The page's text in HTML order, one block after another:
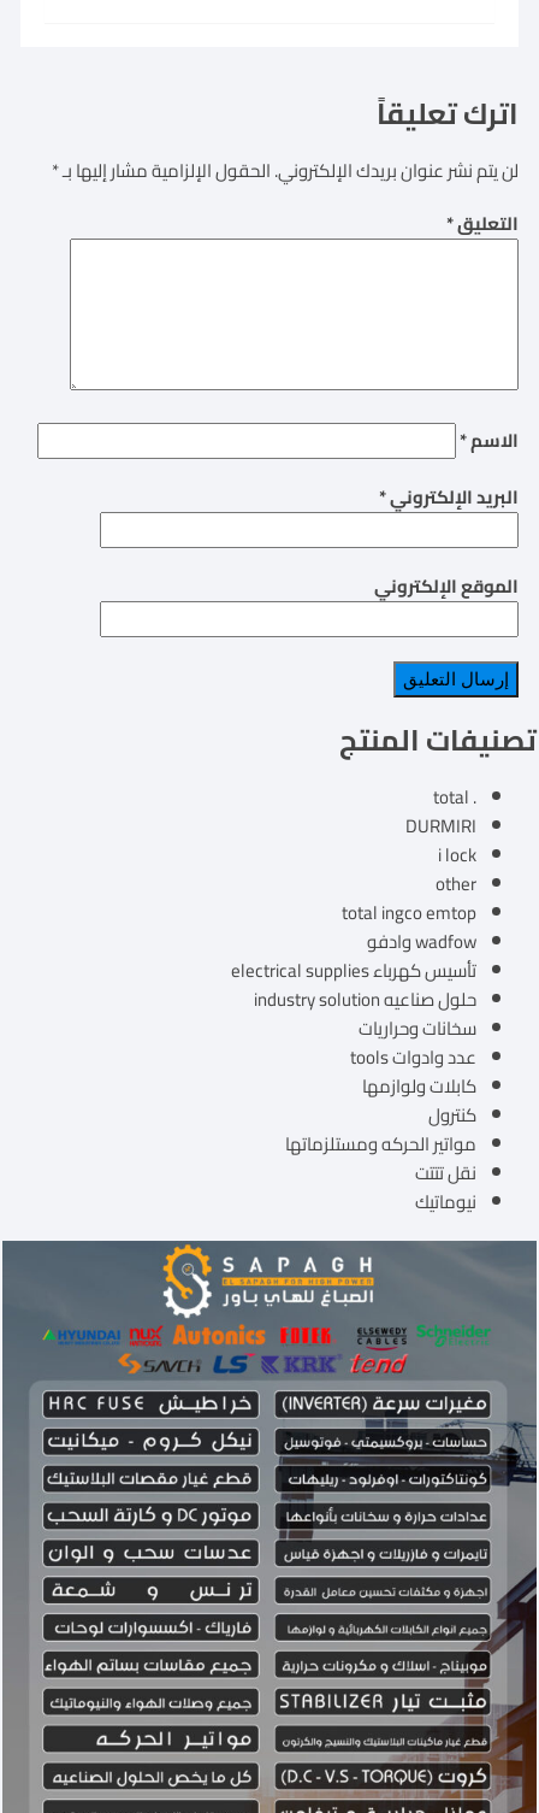
اترك تعليقاً
لن يتم نشر عنوان بريدك الإلكتروني.الحقول الإلزامية مشار إليها بـ*
التعليق*
الاسم*
البريد الإلكتروني*
الموقع الإلكتروني
تصنيفات المنتج
. total
DURMIRI
i lock
other
total ingco emtop
wadfow وادفو
تأسيس كهرباء electrical supplies
حلول صناعيه industry solution
سخانات وحراريات
عدد وادوات tools
كابلات ولوازمها
كنترول
مواتير الحركه ومستلزماتها
نقل تتتت
نيوماتيك